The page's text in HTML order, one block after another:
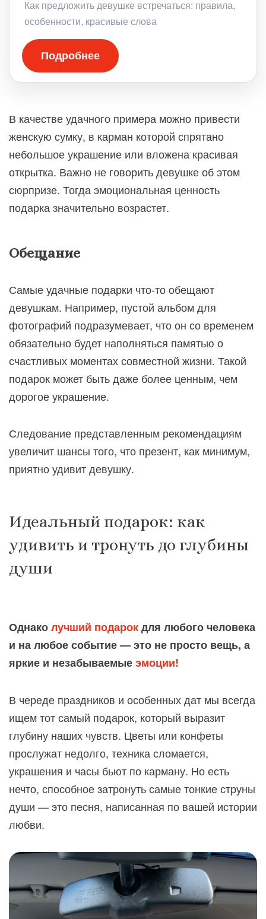
Как предложить девушке встречаться: правила,
особенности, красивые слова
Подробнее
В качестве удачного примера можно привести
женскую сумку, в карман которой спрятано
небольшое украшение или вложена красивая
открытка. Важно не говорить девушке об этом
сюрпризе. Тогда эмоциональная ценность
подарка значительно возрастет.
Обещание
Самые удачные подарки что-то обещают
девушкам. Например, пустой альбом для
фотографий подразумевает, что он со временем
обязательно будет наполняться памятью о
счастливых моментах совместной жизни. Такой
подарок может быть даже более ценным, чем
дорогое украшение.
Следование представленным рекомендациям
увеличит шансы того, что презент, как минимум,
приятно удивит девушку.
Идеальный подарок: как
удивить и тронуть до глубины
души
Однаколучший подарокдля любого человека
и на любое событие — это не просто вещь, а
яркие и незабываемыеэмоции!
В череде праздников и особенных дат мы всегда
ищем тот самый подарок, который выразит
глубину наших чувств. Цветы или конфеты
прослужат недолго, техника сломается,
украшения и часы бьют по карману. Но есть
нечто, способное затронуть самые тонкие струны
души — это песня, написанная по вашей истории
любви.